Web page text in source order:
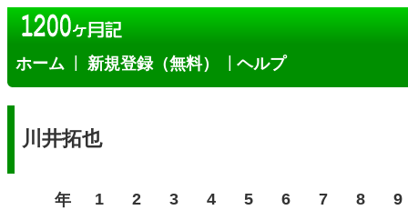
ホーム | 新規登録（無料） |ヘルプ
川井拓也
年 1 2 3 4 5 6 7 8 9